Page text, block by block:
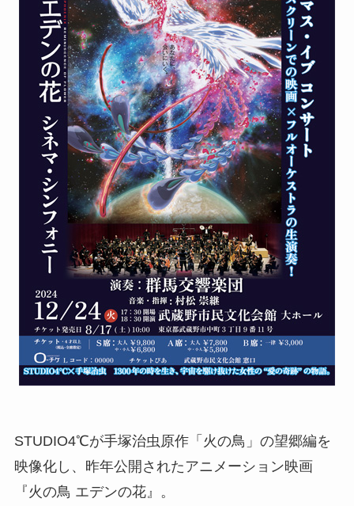
STUDIO4℃が手塚治虫原作「火の鳥」の望郷編を
映像化し、昨年公開されたアニメーション映画
『火の鳥 エデンの花』。